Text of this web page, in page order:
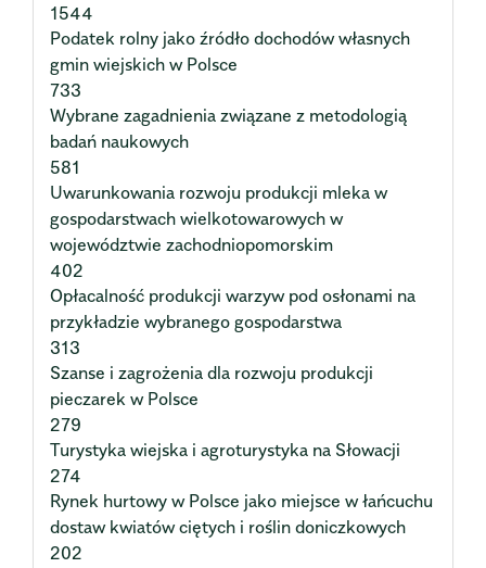
1544
Podatek rolny jako źródło dochodów własnych
gmin wiejskich w Polsce
733
Wybrane zagadnienia związane z metodologią
badań naukowych
581
Uwarunkowania rozwoju produkcji mleka w
gospodarstwach wielkotowarowych w
województwie zachodniopomorskim
402
Opłacalność produkcji warzyw pod osłonami na
przykładzie wybranego gospodarstwa
313
Szanse i zagrożenia dla rozwoju produkcji
pieczarek w Polsce
279
Turystyka wiejska i agroturystyka na Słowacji
274
Rynek hurtowy w Polsce jako miejsce w łańcuchu
dostaw kwiatów ciętych i roślin doniczkowych
202